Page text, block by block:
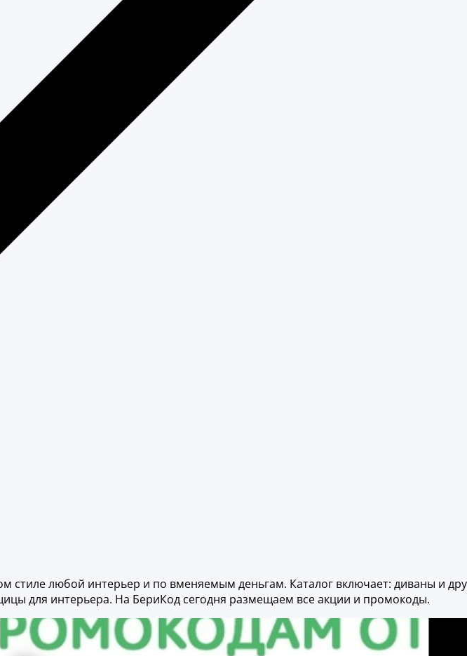
любой интерьер и по вменяемым деньгам. Каталог включает: диваны и
для интерьера. На БериКод сегодня размещаем все акции и промокоды.